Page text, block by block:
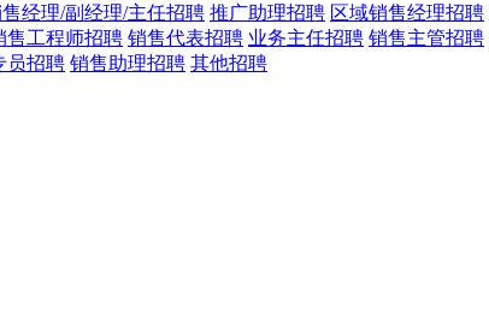
经理/副经理/主任招聘 推广助理招聘 区域销售经理招聘
售工程师招聘 销售代表招聘 业务主任招聘 销售主管招聘
员招聘 销售助理招聘 其他招聘